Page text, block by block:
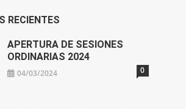
RECIENTES
APERTURA DE SESIONES
ORDINARIAS 2024
04/03/2024 0